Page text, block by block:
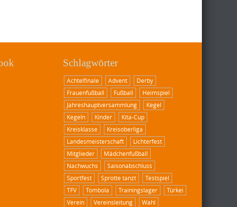
Schlagwörter
Achtelfinale Advent
Derby
Frauenfußball
Fußball
Heimspiel
Jahreshauptversammlung
Kegel
Kegeln
Kinder
Kita-Cup
Kreisklasse
Kreisoberliga
Landesmeisterschaft
Lichterfest
Mitglieder
Mädchenfußball
Nachwuchs
Saisonabschluss
Sportfest
Sprotte tanzt
Testspiel
TFV
Tombola Trainingslager
Türkei
Verein
Vereinsleitung Wahl